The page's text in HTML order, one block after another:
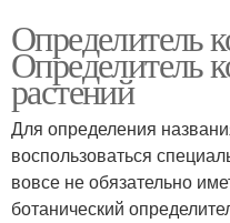
Определитель
Определитель
растений
Для определения
воспользоваться
вовсе не обязательно
ботанический